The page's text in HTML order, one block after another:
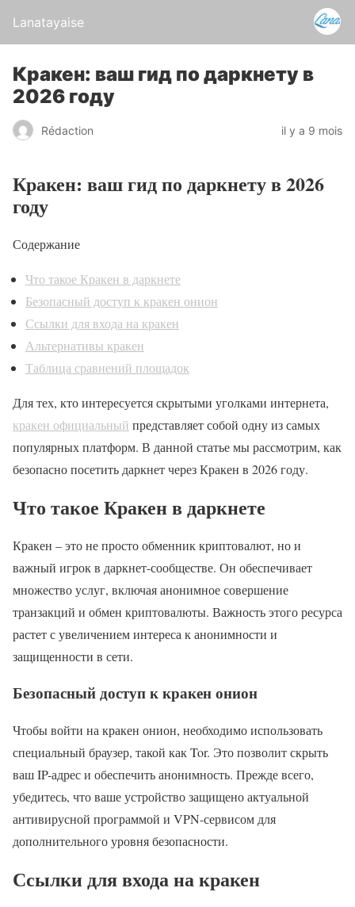
Lanatayaise
Кракен: ваш гид по даркнету в
2026 году
Rédaction il y a 9 mois
Кракен: ваш гид по даркнету в 2026
году
Содержание
Что такое Кракен в даркнете
Безопасный доступ к кракен онион
Ссылки для входа на кракен
Альтернативы кракен
Таблица сравнений площадок
Для тех, кто интересуется скрытыми уголками интернета,
кракен официальный представляет собой одну из самых
популярных платформ. В данной статье мы рассмотрим, как
безопасно посетить даркнет через Кракен в 2026 году.
Что такое Кракен в даркнете
Кракен – это не просто обменник криптовалют, но и
важный игрок в даркнет-сообществе. Он обеспечивает
множество услуг, включая анонимное совершение
транзакций и обмен криптовалюты. Важность этого ресурса
растет с увеличением интереса к анонимности и
защищенности в сети.
Безопасный доступ к кракен онион
Чтобы войти на кракен онион, необходимо использовать
специальный браузер, такой как Tor. Это позволит скрыть
ваш IP-адрес и обеспечить анонимность. Прежде всего,
убедитесь, что ваше устройство защищено актуальной
антивирусной программой и VPN-сервисом для
дополнительного уровня безопасности.
Ссылки для входа на кракен